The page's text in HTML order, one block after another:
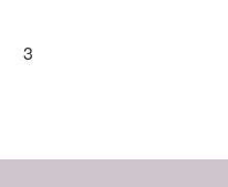
3